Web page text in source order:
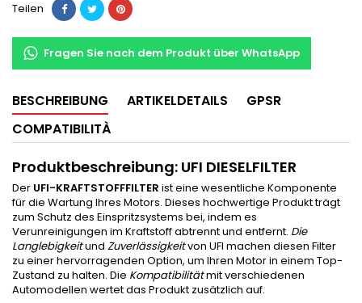
Teilen
Fragen Sie nach dem Produkt über WhatsApp
BESCHREIBUNG ARTIKELDETAILS
GPSR
COMPATIBILITÀ
Produktbeschreibung: UFI DIESELFILTER
Der UFI-KRAFTSTOFFFILTER ist eine wesentliche Komponente
für die Wartung Ihres Motors. Dieses hochwertige Produkt trägt
zum Schutz des Einspritzsystems bei, indem es
Verunreinigungen im Kraftstoff abtrennt und entfernt. Die
Langlebigkeitund Zuverlässigkeitvon UFI machen diesen Filter
zu einer hervorragenden Option, um Ihren Motor in einem Top-
Zustand zu halten. Die Kompatibilitätmit verschiedenen
Automodellen wertet das Produkt zusätzlich auf.